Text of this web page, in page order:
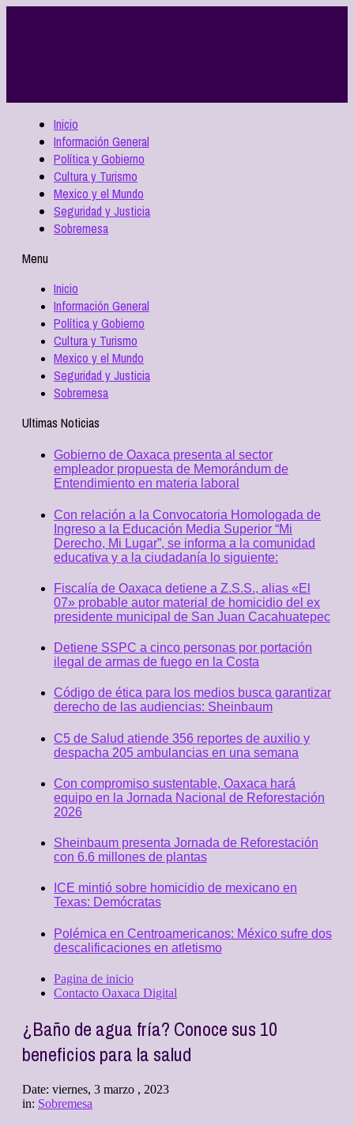
Inicio
Información General
Política y Gobierno
Cultura y Turismo
Mexico y el Mundo
Seguridad y Justicia
Sobremesa
Menu
Inicio
Información General
Política y Gobierno
Cultura y Turismo
Mexico y el Mundo
Seguridad y Justicia
Sobremesa
Ultimas Noticias
Gobierno de Oaxaca presenta al sector
empleador propuesta de Memorándum de
Entendimiento en materia laboral
Con relación a la Convocatoria Homologada de
Ingreso a la Educación Media Superior “Mi
Derecho, Mi Lugar”, se informa a la comunidad
educativa y a la ciudadanía lo siguiente:
Fiscalía de Oaxaca detiene a Z.S.S., alias «El
07» probable autor material de homicidio del ex
presidente municipal de San Juan Cacahuatepec
Detiene SSPC a cinco personas por portación
ilegal de armas de fuego en la Costa
Código de ética para los medios busca garantizar
derecho de las audiencias: Sheinbaum
C5 de Salud atiende 356 reportes de auxilio y
despacha 205 ambulancias en una semana
Con compromiso sustentable, Oaxaca hará
equipo en la Jornada Nacional de Reforestación
2026
Sheinbaum presenta Jornada de Reforestación
con 6.6 millones de plantas
ICE mintió sobre homicidio de mexicano en
Texas: Demócratas
Polémica en Centroamericanos: México sufre dos
descalificaciones en atletismo
Pagina de inicio
Contacto Oaxaca Digital
¿Baño de agua fría? Conoce sus 10
beneficios para la salud
Date: viernes, 3 marzo , 2023
in: Sobremesa